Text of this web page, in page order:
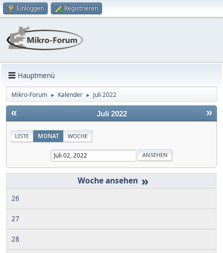
Einloggen Registrieren
Hauptmenü
Mikro-Forum ► Kalender ► Juli 2022
« »
Juli 2022
LISTE MONAT WOCHE
»
26
27
28